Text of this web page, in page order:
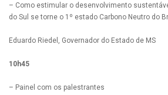
– Como estimular o desenvolvimento
do Sul se torne o 1º estado Carbono Neutro do
Eduardo Riedel, Governador do Estado de MS
10h45
– Painel com os palestrantes